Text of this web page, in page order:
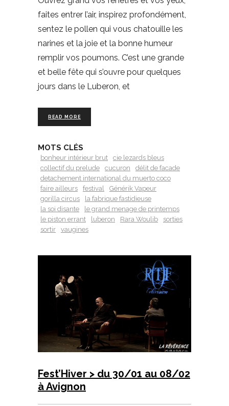
faites entrer l’air, inspirez profondément,
sentez le pollen qui vous chatouille les
narines et la joie et la bonne humeur
remplir vos poumons. C’est une grande
et belle fête qui s’ouvre pour quelques
jours dans le Luberon, et
READ MORE
MOTS CLÉS
bonheur intérieur brut
cie lezards bleus
collectif du prelude
cucuron
délit de facade
detachement international du muerto coco
faire ailleurs
festival
Générik Vapeur
gorilla circus
la fabrique fastidieuse
la soi disante
le grand menage de printemps
le piston errant
luberon Rara Woulib
sorties
sortir
vaugines
Fest’Hiver > du 30/01 au 08/02
à Avignon